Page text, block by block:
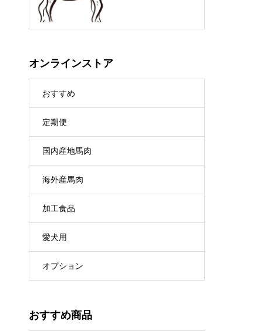
オンラインストア
おすすめ
定期便
国内産地馬肉
海外産馬肉
加工食品
愛犬用
オプション
おすすめ商品